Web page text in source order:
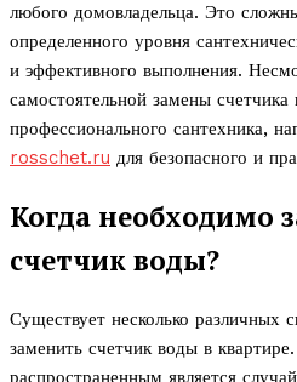
любого домовладельца. Это
определенного уровня
и эффективного выполнения.
самостоятельной замены
профессионального сантехника,
rosschet.ru для безопасного и
Когда необходимо
счетчик воды?
Существует несколько различных
заменить счетчик воды в